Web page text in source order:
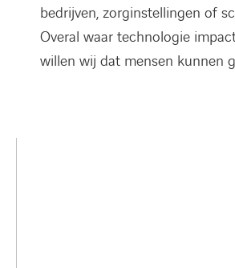
bedrijven, zorginstellingen of
Overal waar technologie
willen wij dat mensen kunnen